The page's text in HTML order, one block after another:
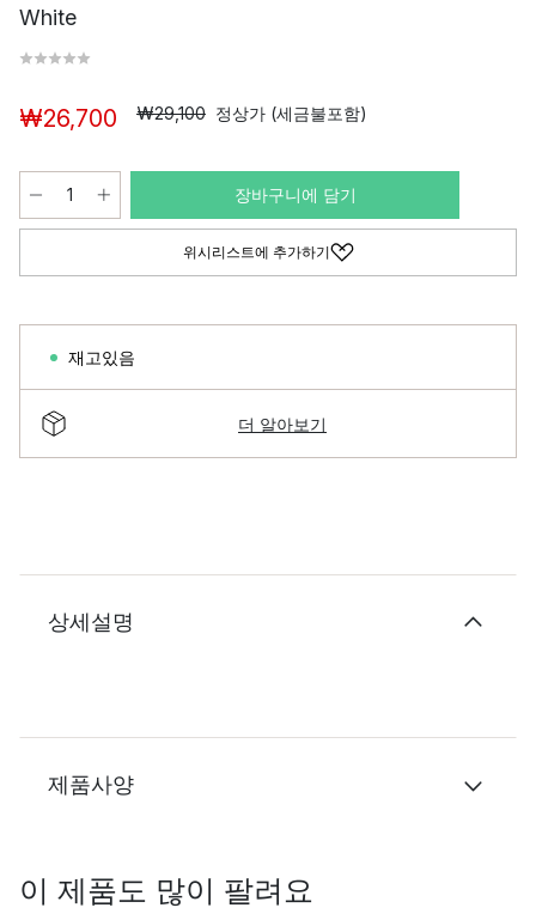
White
₩26,700 ₩29,100 정상가 (세금불포함)
장바구니에 담기
위시리스트에 추가하기
재고있음
더 알아보기
상세설명
제품사양
이 제품도 많이 팔려요